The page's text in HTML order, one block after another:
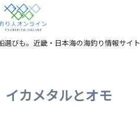
選びも。近畿・日本海の海釣り情報サイト
カメタルとオモ